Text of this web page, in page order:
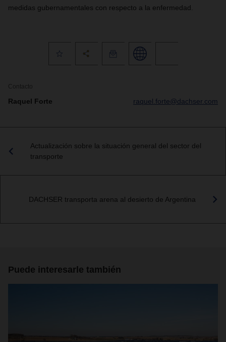
medidas gubernamentales con respecto a la enfermedad.
Contacto
Raquel Forte raquel.forte@dachser.com
Actualización sobre la situación general del sector del
transporte
DACHSER transporta arena al desierto de Argentina
Puede interesarle también